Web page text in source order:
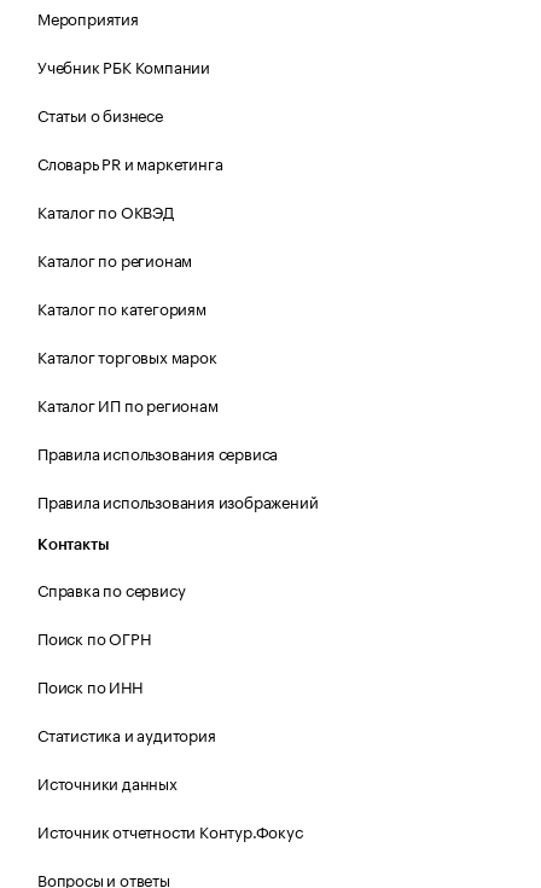
Мероприятия
Учебник РБК Компании
Статьи о бизнесе
Словарь PR и маркетинга
Каталог по ОКВЭД
Каталог по регионам
Каталог по категориям
Каталог торговых марок
Каталог ИП по регионам
Правила использования сервиса
Правила использования изображений
Контакты
Справка по сервису
Поиск по ОГРН
Поиск по ИНН
Статистика и аудитория
Источники данных
Источник отчетности Контур.Фокус
Вопросы и ответы